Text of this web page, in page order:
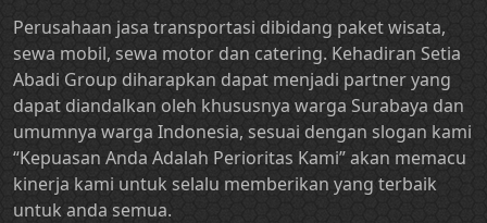
Perusahaan jasa transportasi dibidang paket wisata,
sewa mobil, sewa motor dan catering. Kehadiran Setia
Abadi Group diharapkan dapat menjadi partner yang
dapat diandalkan oleh khususnya warga Surabaya dan
umumnya warga Indonesia, sesuai dengan slogan kami
“Kepuasan Anda Adalah Perioritas Kami” akan memacu
kinerja kami untuk selalu memberikan yang terbaik
untuk anda semua.